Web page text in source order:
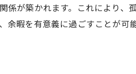
仲間との交流
建設業未経験者に
係が築かれます。これにより
余暇を有意義に過ごすことが